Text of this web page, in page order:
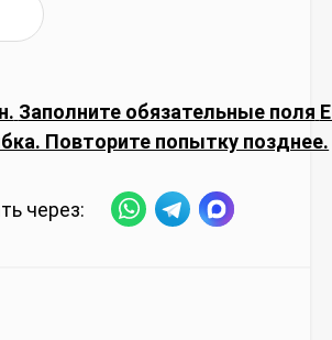
Заполните обязательные поля
Повторите попытку позднее.
через: